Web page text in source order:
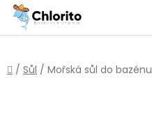
Přejít
obsah
Domů
/ Sůl / Mořská sůl do bazénu